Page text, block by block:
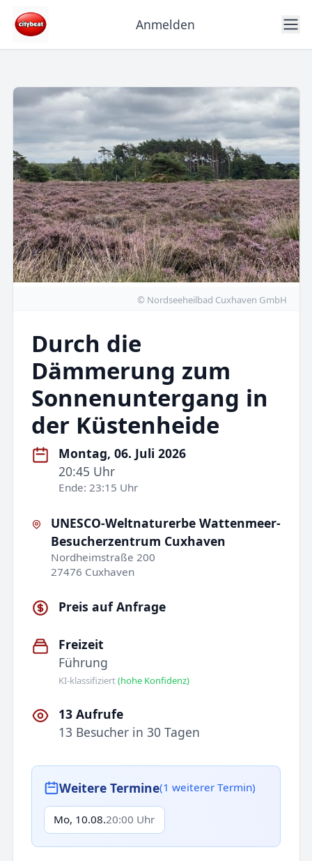
Anmelden
© Nordseeheilbad Cuxhaven GmbH
Durch die
Dämmerung zum
Sonnenuntergang in
der Küstenheide
Montag, 06. Juli 2026
20:45 Uhr
Ende: 23:15 Uhr
UNESCO-Weltnaturerbe Wattenmeer-
Besucherzentrum Cuxhaven
Nordheimstraße 200
27476 Cuxhaven
Preis auf Anfrage
Freizeit
Führung
KI-klassifiziert(hohe Konfidenz)
13 Aufrufe
13 Besucher in 30 Tagen
Weitere Termine(1 weiterer Termin)
Mo, 10.08.20:00 Uhr